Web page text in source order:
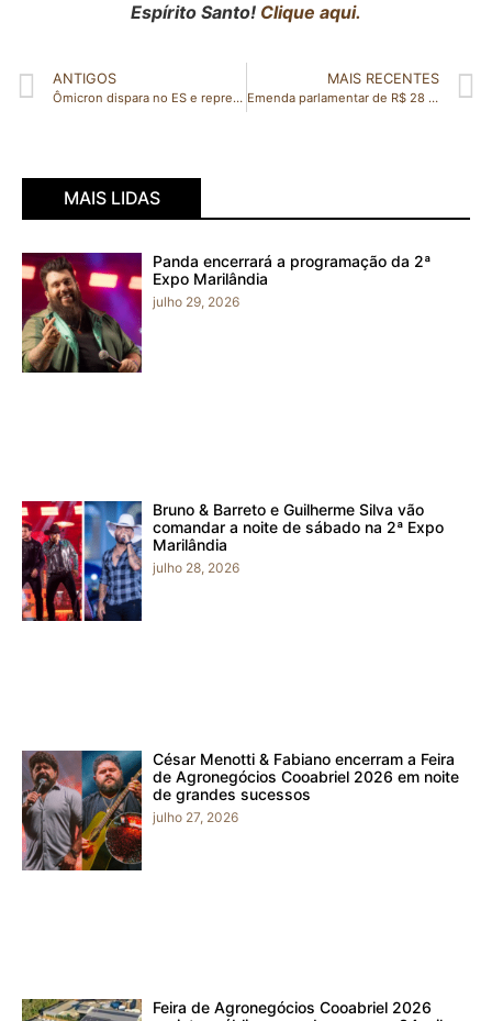
Espírito Santo! Clique aqui.
ANTIGOS
Ômicron dispara no ES e representa 97% dos casos de Covid, diz secretário de Saúde
MAIS RECENTES
Emenda parlamentar de R$ 28 mil reais autorizada para São Domingos do Norte
MAIS LIDAS
Panda encerrará a programação da 2ª
Expo Marilândia
julho 29, 2026
Bruno & Barreto e Guilherme Silva vão
comandar a noite de sábado na 2ª Expo
Marilândia
julho 28, 2026
César Menotti & Fabiano encerram a Feira
de Agronegócios Cooabriel 2026 em noite
de grandes sucessos
julho 27, 2026
Feira de Agronegócios Cooabriel 2026